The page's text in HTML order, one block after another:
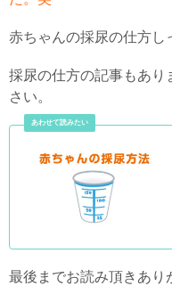
赤ちゃんの採尿の仕方し
採尿の仕方の記事もあり
さい。
最後までお読み頂きあり